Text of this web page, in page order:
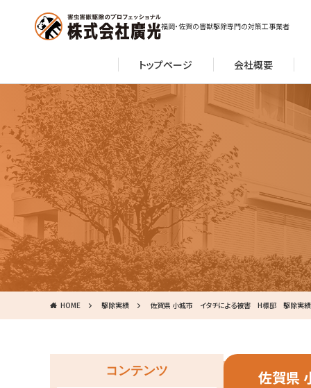
福岡・佐賀の害獣駆除専門の対策工事業者
トップページ 会社概要
HOME 駆除実績 佐賀県 小城市 イタチによる被害 H様邸 駆除実績
佐賀県
コンテンツ